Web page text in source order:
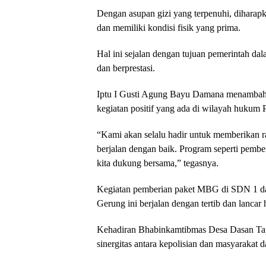
Dengan asupan gizi yang terpenuhi,
dan memiliki kondisi fisik yang prima.
Hal ini sejalan dengan tujuan pemerintah
dan berprestasi.
Iptu I Gusti Agung Bayu Damana
kegiatan positif yang ada di wilayah hukum
“Kami akan selalu hadir untuk memberikan
berjalan dengan baik. Program seperti
kita dukung bersama,” tegasnya.
Kegiatan pemberian paket MBG di SDN 1
Gerung ini berjalan dengan tertib dan lancar
Kehadiran Bhabinkamtibmas Desa Dasan
sinergitas antara kepolisian dan masyarakat